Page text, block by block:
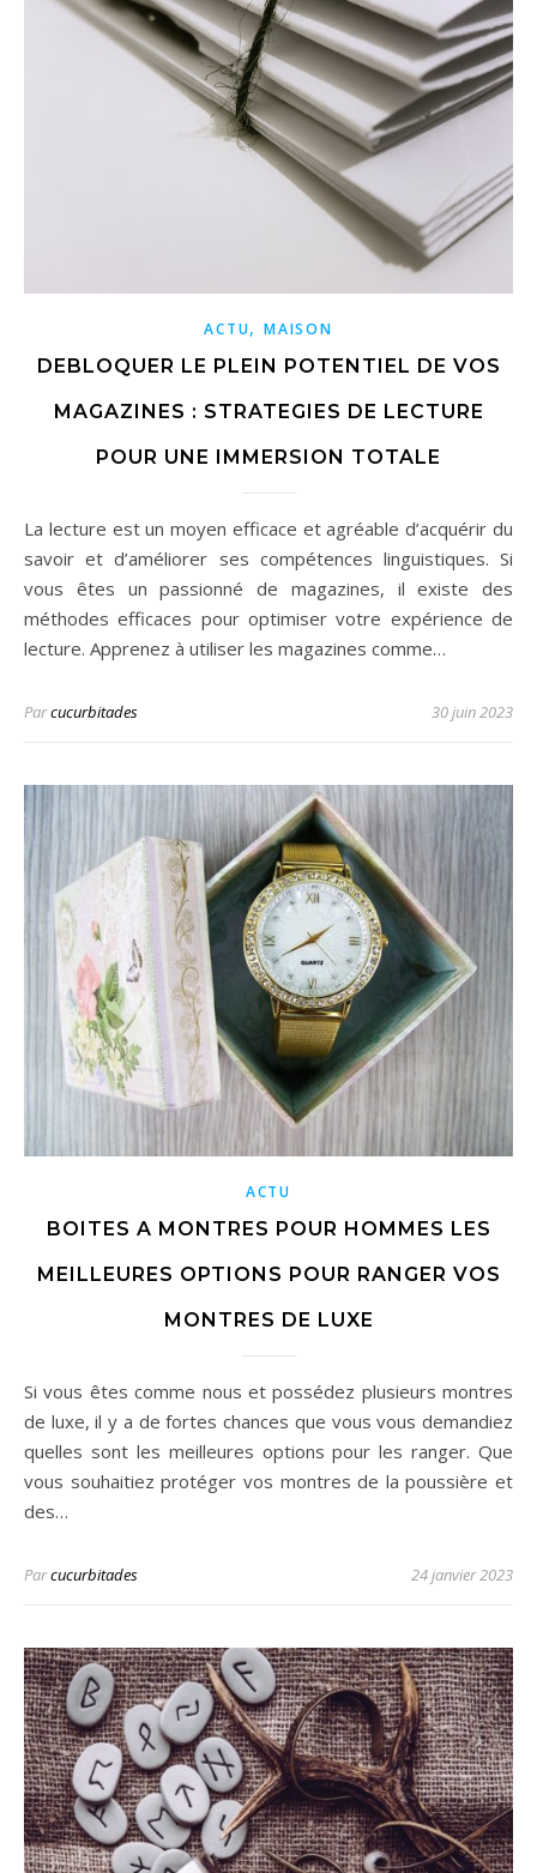
ACTU,MAISON
DEBLOQUER LE PLEIN POTENTIEL DE VOS
MAGAZINES : STRATEGIES DE LECTURE
POUR UNE IMMERSION TOTALE
La lecture est un moyen efficace et agréable d’acquérir du
savoir et d’améliorer ses compétences linguistiques. Si
vous êtes un passionné de magazines, il existe des
méthodes efficaces pour optimiser votre expérience de
lecture. Apprenez à utiliser les magazines comme…
Parcucurbitades 30 juin 2023
ACTU
BOITES A MONTRES POUR HOMMES LES
MEILLEURES OPTIONS POUR RANGER VOS
MONTRES DE LUXE
Si vous êtes comme nous et possédez plusieurs montres
de luxe, il y a de fortes chances que vous vous demandiez
quelles sont les meilleures options pour les ranger. Que
vous souhaitiez protéger vos montres de la poussière et
des…
Parcucurbitades 24 janvier 2023